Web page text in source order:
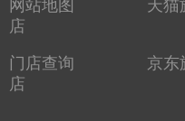
店
门店查询
京东
店